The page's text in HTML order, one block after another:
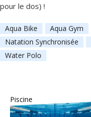
pour le dos) !
Aqua Bike Aqua Gym
Natation Synchronisée
Water Polo
Piscine